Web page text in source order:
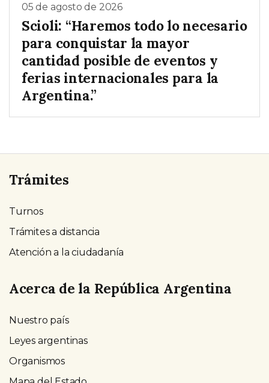
05 de agosto de 2026
Scioli: “Haremos todo lo necesario
para conquistar la mayor
cantidad posible de eventos y
ferias internacionales para la
Argentina.”
Trámites
Turnos
Trámites a distancia
Atención a la ciudadanía
Acerca de la República Argentina
Nuestro país
Leyes argentinas
Organismos